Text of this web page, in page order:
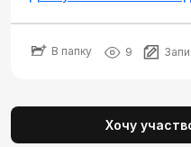
В папку 9
Хочу